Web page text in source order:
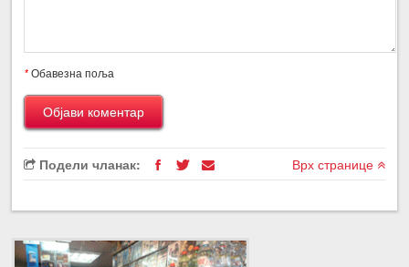
*Обавезна поља
Подели чланак: Врх странице